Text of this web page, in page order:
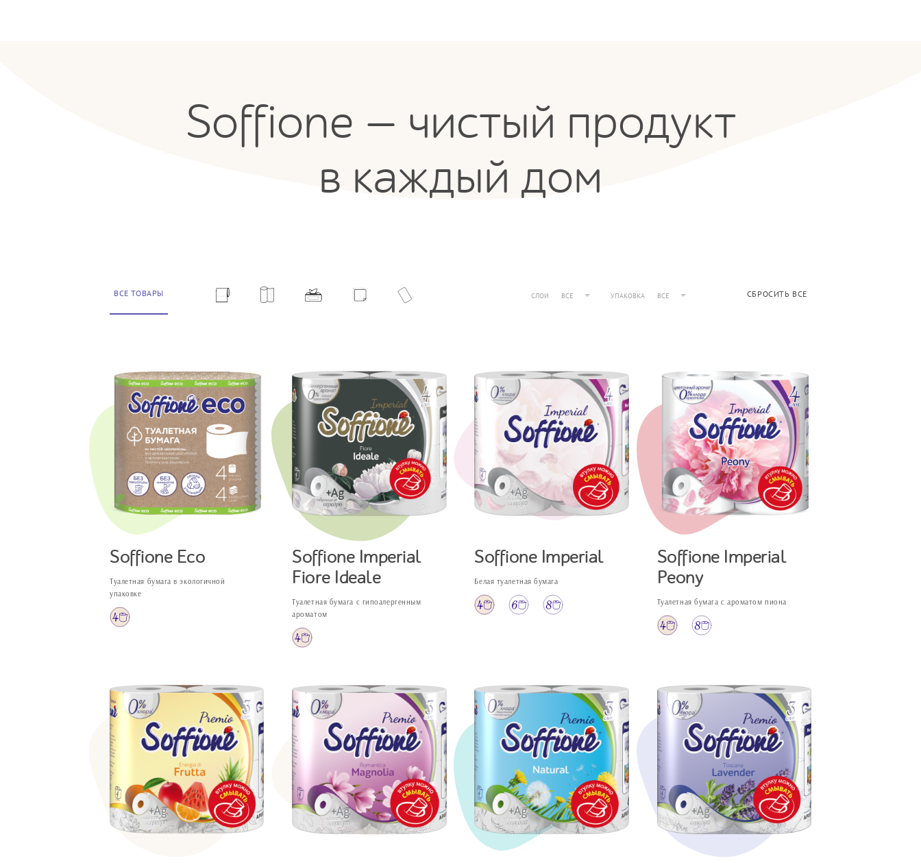
Soffione — чистый продукт
в каждый дом
ВСЕ ТОВАРЫ СЛОИ ВСЕ УПАКОВКА ВСЕ СБРОСИТЬ ВСЕ
Soffione Eco
Туалетная бумага в экологичной
упаковке
Soffione Imperial
Fiore Ideale
Туалетная бумага с гипоалергенным
ароматом
Soffione Imperial
Белая туалетная бумага
Soffione Imperial
Peony
Туалетная бумага с ароматом пиона